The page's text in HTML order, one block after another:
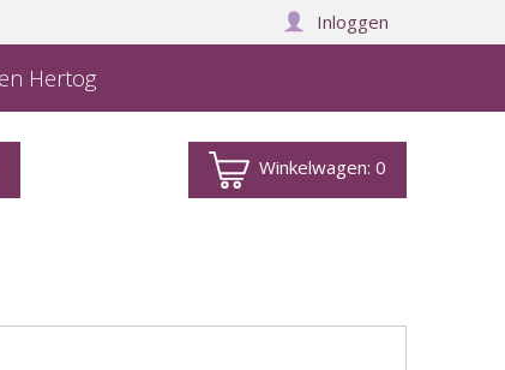
Inloggen
Hertog
Winkelwagen:0